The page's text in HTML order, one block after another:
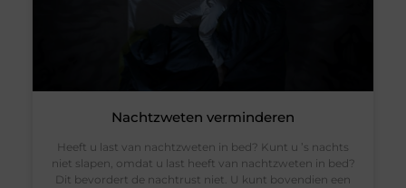
Nachtzweten verminderen
Heeft u last van nachtzweten in bed? Kunt u ’s nachts
niet slapen, omdat u last heeft van nachtzweten in bed?
Dit bevordert de nachtrust niet. U kunt bovendien een